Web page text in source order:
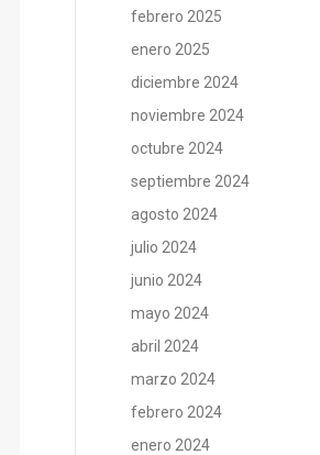
febrero 2025
enero 2025
diciembre 2024
noviembre 2024
octubre 2024
septiembre 2024
agosto 2024
julio 2024
junio 2024
mayo 2024
abril 2024
marzo 2024
febrero 2024
enero 2024